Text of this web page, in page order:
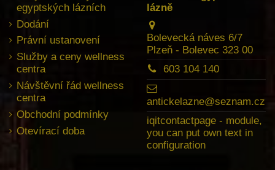
egyptských lázních
Dodání
Právní ustanovení
Služby a ceny wellness
centra
Návštěvní řád wellness
centra
Obchodní podmínky
Otevírací doba
lázně
Bolevecká náves 6/7
Plzeň - Bolevec 323 00
603 104 140
antickelazne@seznam.cz
iqitcontactpage - module,
you can put own text in
configuration